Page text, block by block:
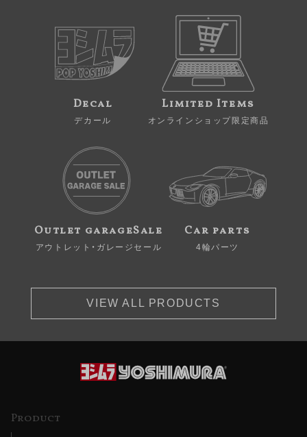
Decal
デカール
Limited Items
オンラインショップ限定商品
Outlet garageSale
アウトレット・ガレージセール
Car parts
4輪パーツ
VIEW ALL PRODUCTS
Product